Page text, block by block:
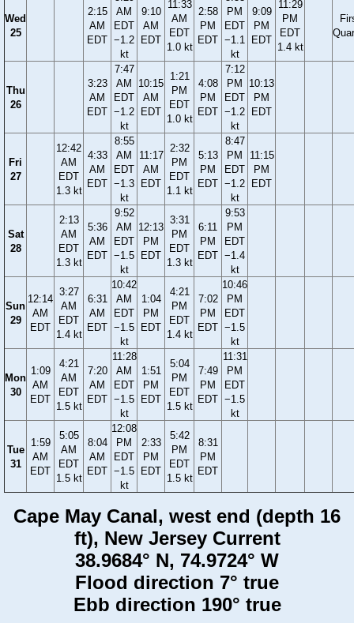
Wed
25
2:15
AM
EDT
AM
EDT
−1.2
kt
9:10
AM
EDT
11:33
AM
EDT
1.0 kt
2:58
PM
EDT
PM
EDT
−1.1
kt
9:09
PM
EDT
11:29
PM
EDT
1.4 kt
Thu
26
3:23
AM
EDT
7:47
AM
EDT
−1.2
kt
10:15
AM
EDT
1:21
PM
EDT
1.0 kt
4:08
PM
EDT
7:12
PM
EDT
−1.2
kt
10:13
PM
EDT
Fri
27
12:42
AM
EDT
1.3 kt
4:33
AM
EDT
8:55
AM
EDT
−1.3
kt
11:17
AM
EDT
2:32
PM
EDT
1.1 kt
5:13
PM
EDT
8:47
PM
EDT
−1.2
kt
11:15
PM
EDT
Sat
28
2:13
AM
EDT
1.3 kt
5:36
AM
EDT
9:52
AM
EDT
−1.5
kt
12:13
PM
EDT
3:31
PM
EDT
1.3 kt
6:11
PM
EDT
9:53
PM
EDT
−1.4
kt
Sun
29
12:14
AM
EDT
3:27
AM
EDT
1.4 kt
6:31
AM
EDT
10:42
AM
EDT
−1.5
kt
1:04
PM
EDT
4:21
PM
EDT
1.4 kt
7:02
PM
EDT
10:46
PM
EDT
−1.5
kt
Mon
30
1:09
AM
EDT
4:21
AM
EDT
1.5 kt
7:20
AM
EDT
11:28
AM
EDT
−1.5
kt
1:51
PM
EDT
5:04
PM
EDT
1.5 kt
7:49
PM
EDT
11:31
PM
EDT
−1.5
kt
Tue
31
1:59
AM
EDT
5:05
AM
EDT
1.5 kt
8:04
AM
EDT
12:08
PM
EDT
−1.5
kt
2:33
PM
EDT
5:42
PM
EDT
1.5 kt
8:31
PM
EDT
Cape May Canal, west end (depth 16
ft), New Jersey Current
38.9684° N, 74.9724° W
Flood direction 7° true
Ebb direction 190° true